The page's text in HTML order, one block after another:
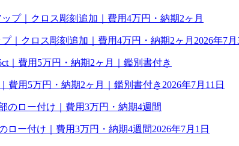
｜クロス彫刻追加｜費用4万円・納期2ヶ月 2026年7月
費用5万円・納期2ヶ月｜鑑別書付き 2026年7月11日
ロー付け｜費用3万円・納期4週間2026年7月1日